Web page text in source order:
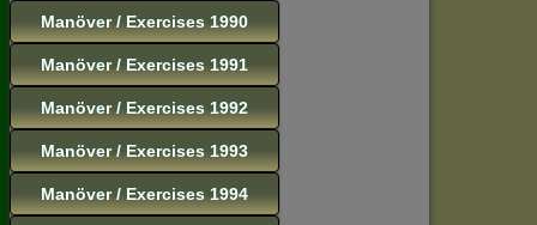
Manöver / Exercises 1990
Manöver / Exercises 1991
Manöver / Exercises 1992
Manöver / Exercises 1993
Manöver / Exercises 1994